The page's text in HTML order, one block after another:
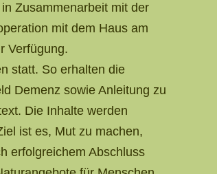
Zusammenarbeit mit der
mit dem Haus am
Verfügung.
statt. So erhalten die
Demenz sowie Anleitung zu
Die Inhalte werden
ist es, Mut zu machen,
erfolgreichem Abschluss